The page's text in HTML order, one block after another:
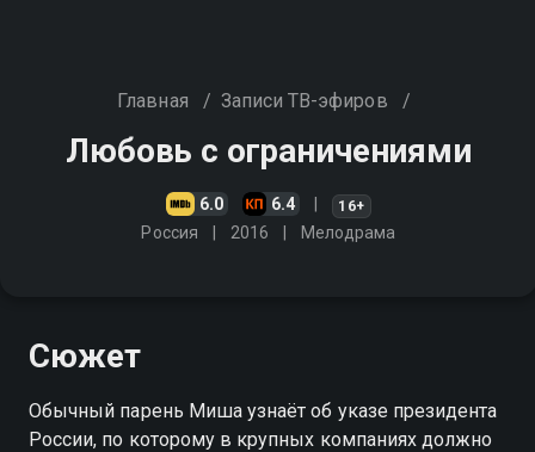
Главная / Записи ТВ-эфиров /
Любовь с ограничениями
6.0 6.4 16+
Россия 2016 Мелодрама
Сюжет
Обычный парень Миша узнаёт об указе президента
России, по которому в крупных компаниях должно